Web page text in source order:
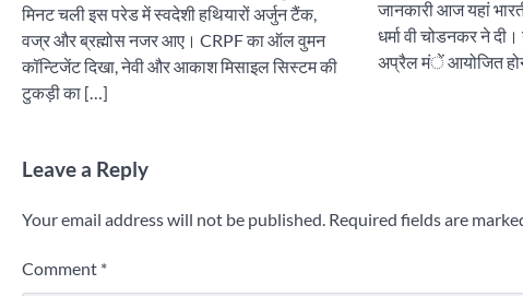
मिनट चली इस परेड में स्वदेशी हथियारों अर्जुन टैंक,
वज्र और ब्रह्मोस नजर आए। CRPF का ऑल वुमन
कॉन्टिजेंट दिखा, नेवी और आकाश मिसाइल सिस्टम की
टुकड़ी का […]
जानकारी आज यहां
धर्मा वी चोडनकर ने दी।
अप्रैल मंें आयोजित
Leave a Reply
Your email address will not be published. Required fields are
Comment *